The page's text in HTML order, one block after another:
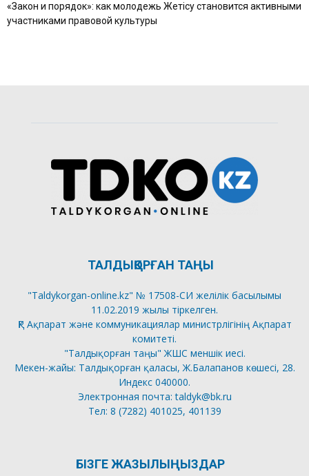
«Закон и порядок»: как молодежь Жетісу становится активными
участниками правовой культуры
ТАЛДЫҚОРҒАН ТАҢЫ
"Taldykorgan-online.kz" № 17508-СИ желілік басылымы
11.02.2019 жылы тіркелген.
ҚР Ақпарат және коммуникациялар министрлігінің Ақпарат
комитеті.
"Талдықорған таңы" ЖШС меншік иесі.
Мекен-жайы: Талдықорған қаласы, Ж.Балапанов көшесі, 28.
Индекс 040000.
Электронная почта: taldyk@bk.ru
Тел: 8 (7282) 401025, 401139
БІЗГЕ ЖАЗЫЛЫҢЫЗДАР